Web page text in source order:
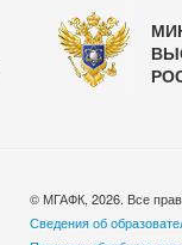
© МГАФК, 2026. Все
Сведения об